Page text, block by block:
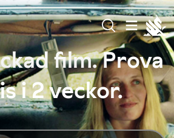
film. Prova
i 2 veckor.